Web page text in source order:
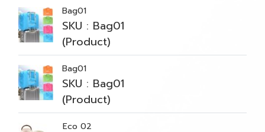
Bag01
SKU : Bag01
(Product)
Bag01
SKU : Bag01
(Product)
Eco 02